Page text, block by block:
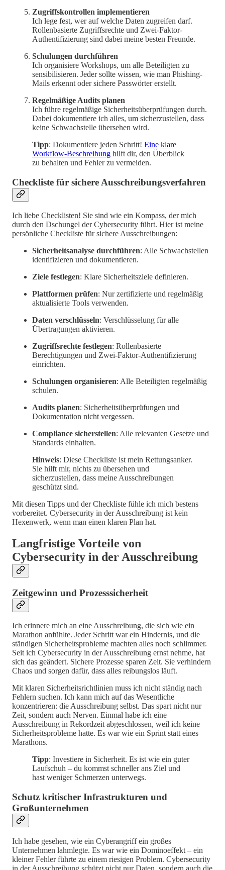
Zugriffskontrollen implementieren
Ich lege fest, wer auf welche Daten zugreifen darf.
Rollenbasierte Zugriffsrechte und Zwei-Faktor-
Authentifizierung sind dabei meine besten Freunde.
Schulungen durchführen
Ich organisiere Workshops, um alle Beteiligten zu
sensibilisieren. Jeder sollte wissen, wie man Phishing-
Mails erkennt oder sichere Passwörter erstellt.
Regelmäßige Audits planen
Ich führe regelmäßige Sicherheitsüberprüfungen durch.
Dabei dokumentiere ich alles, um sicherzustellen, dass
keine Schwachstelle übersehen wird.
Tipp: Dokumentiere jeden Schritt! Eine klare
Workflow-Beschreibung hilft dir, den Überblick
zu behalten und Fehler zu vermeiden.
Checkliste für sichere Ausschreibungsverfahren
Ich liebe Checklisten! Sie sind wie ein Kompass, der mich
durch den Dschungel der Cybersecurity führt. Hier ist meine
persönliche Checkliste für sichere Ausschreibungen:
Sicherheitsanalyse durchführen: Alle Schwachstellen
identifizieren und dokumentieren.
Ziele festlegen: Klare Sicherheitsziele definieren.
Plattformen prüfen: Nur zertifizierte und regelmäßig
aktualisierte Tools verwenden.
Daten verschlüsseln: Verschlüsselung für alle
Übertragungen aktivieren.
Zugriffsrechte festlegen: Rollenbasierte
Berechtigungen und Zwei-Faktor-Authentifizierung
einrichten.
Schulungen organisieren: Alle Beteiligten regelmäßig
schulen.
Audits planen: Sicherheitsüberprüfungen und
Dokumentation nicht vergessen.
Compliance sicherstellen: Alle relevanten Gesetze und
Standards einhalten.
Hinweis: Diese Checkliste ist mein Rettungsanker.
Sie hilft mir, nichts zu übersehen und
sicherzustellen, dass meine Ausschreibungen
geschützt sind.
Mit diesen Tipps und der Checkliste fühle ich mich bestens
vorbereitet. Cybersecurity in der Ausschreibung ist kein
Hexenwerk, wenn man einen klaren Plan hat.
Langfristige Vorteile von
Cybersecurity in der Ausschreibung
Zeitgewinn und Prozesssicherheit
Ich erinnere mich an eine Ausschreibung, die sich wie ein
Marathon anfühlte. Jeder Schritt war ein Hindernis, und die
ständigen Sicherheitsprobleme machten alles noch schlimmer.
Seit ich Cybersecurity in der Ausschreibung ernst nehme, hat
sich das geändert. Sichere Prozesse sparen Zeit. Sie verhindern
Chaos und sorgen dafür, dass alles reibungslos läuft.
Mit klaren Sicherheitsrichtlinien muss ich nicht ständig nach
Fehlern suchen. Ich kann mich auf das Wesentliche
konzentrieren: die Ausschreibung selbst. Das spart nicht nur
Zeit, sondern auch Nerven. Einmal habe ich eine
Ausschreibung in Rekordzeit abgeschlossen, weil ich keine
Sicherheitsprobleme hatte. Es war wie ein Sprint statt eines
Marathons.
Tipp: Investiere in Sicherheit. Es ist wie ein guter
Laufschuh – du kommst schneller ans Ziel und
hast weniger Schmerzen unterwegs.
Schutz kritischer Infrastrukturen und
Großunternehmen
Ich habe gesehen, wie ein Cyberangriff ein großes
Unternehmen lahmlegte. Es war wie ein Dominoeffekt – ein
kleiner Fehler führte zu einem riesigen Problem. Cybersecurity
in der Ausschreibung schützt nicht nur Daten, sondern auch die